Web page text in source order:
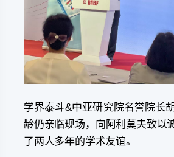
学界泰斗&中亚研究院名誉院长
龄仍亲临现场，向阿利莫夫致以
了两人多年的学术友谊。